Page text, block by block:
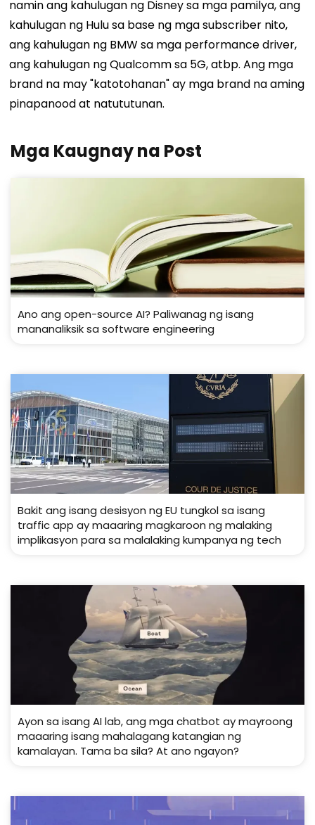
namin ang kahulugan ng Disney sa mga pamilya, ang
kahulugan ng Hulu sa base ng mga subscriber nito,
ang kahulugan ng BMW sa mga performance driver,
ang kahulugan ng Qualcomm sa 5G, atbp. Ang mga
brand na may "katotohanan" ay mga brand na aming
pinapanood at natututunan.
Mga Kaugnay na Post
Ano ang open-source AI? Paliwanag ng isang
mananaliksik sa software engineering
Bakit ang isang desisyon ng EU tungkol sa isang
traffic app ay maaaring magkaroon ng malaking
implikasyon para sa malalaking kumpanya ng tech
Ayon sa isang AI lab, ang mga chatbot ay mayroong
maaaring isang mahalagang katangian ng
kamalayan. Tama ba sila? At ano ngayon?